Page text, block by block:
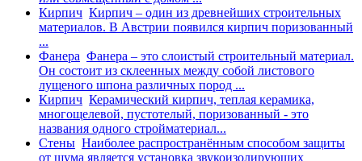
Кирпич Кирпич – один из древнейших строительных
материалов. В Австрии появился кирпич поризованный
...
Фанера Фанера – это слоистый строительный материал.
Он состоит из склеенных между собой листового
лущеного шпона различных пород ...
Кирпич Керамический кирпич, теплая керамика,
многощелевой, пустотелый, поризованный - это
названия одного стройматериал...
Стены Наиболее распространённым способом защиты
от шума является установка звукоизолирующих